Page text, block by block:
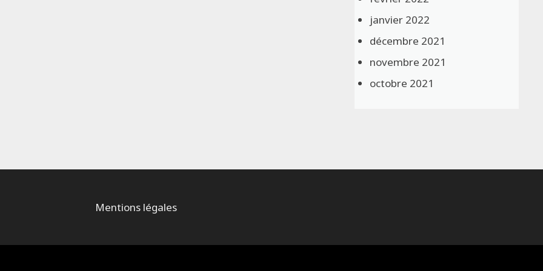
janvier 2022
décembre 2021
novembre 2021
octobre 2021
Mentions légales